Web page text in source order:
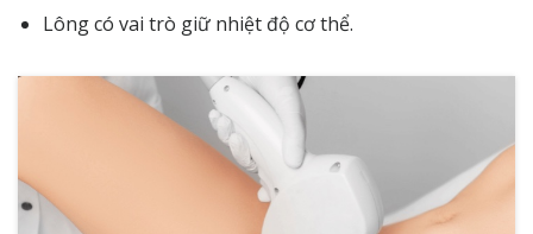
Lông có vai trò giữ nhiệt độ cơ thể.